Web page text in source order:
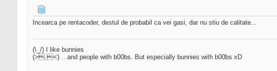
Incearca pe rentacoder, destul de probabil ca vei gasi, dar nu stiu de calitate...
(\_/) I like bunnies
(>.<) ...and people with b00bs. But especially bunnies with b00bs xD